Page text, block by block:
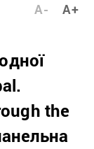
A+
A-
the